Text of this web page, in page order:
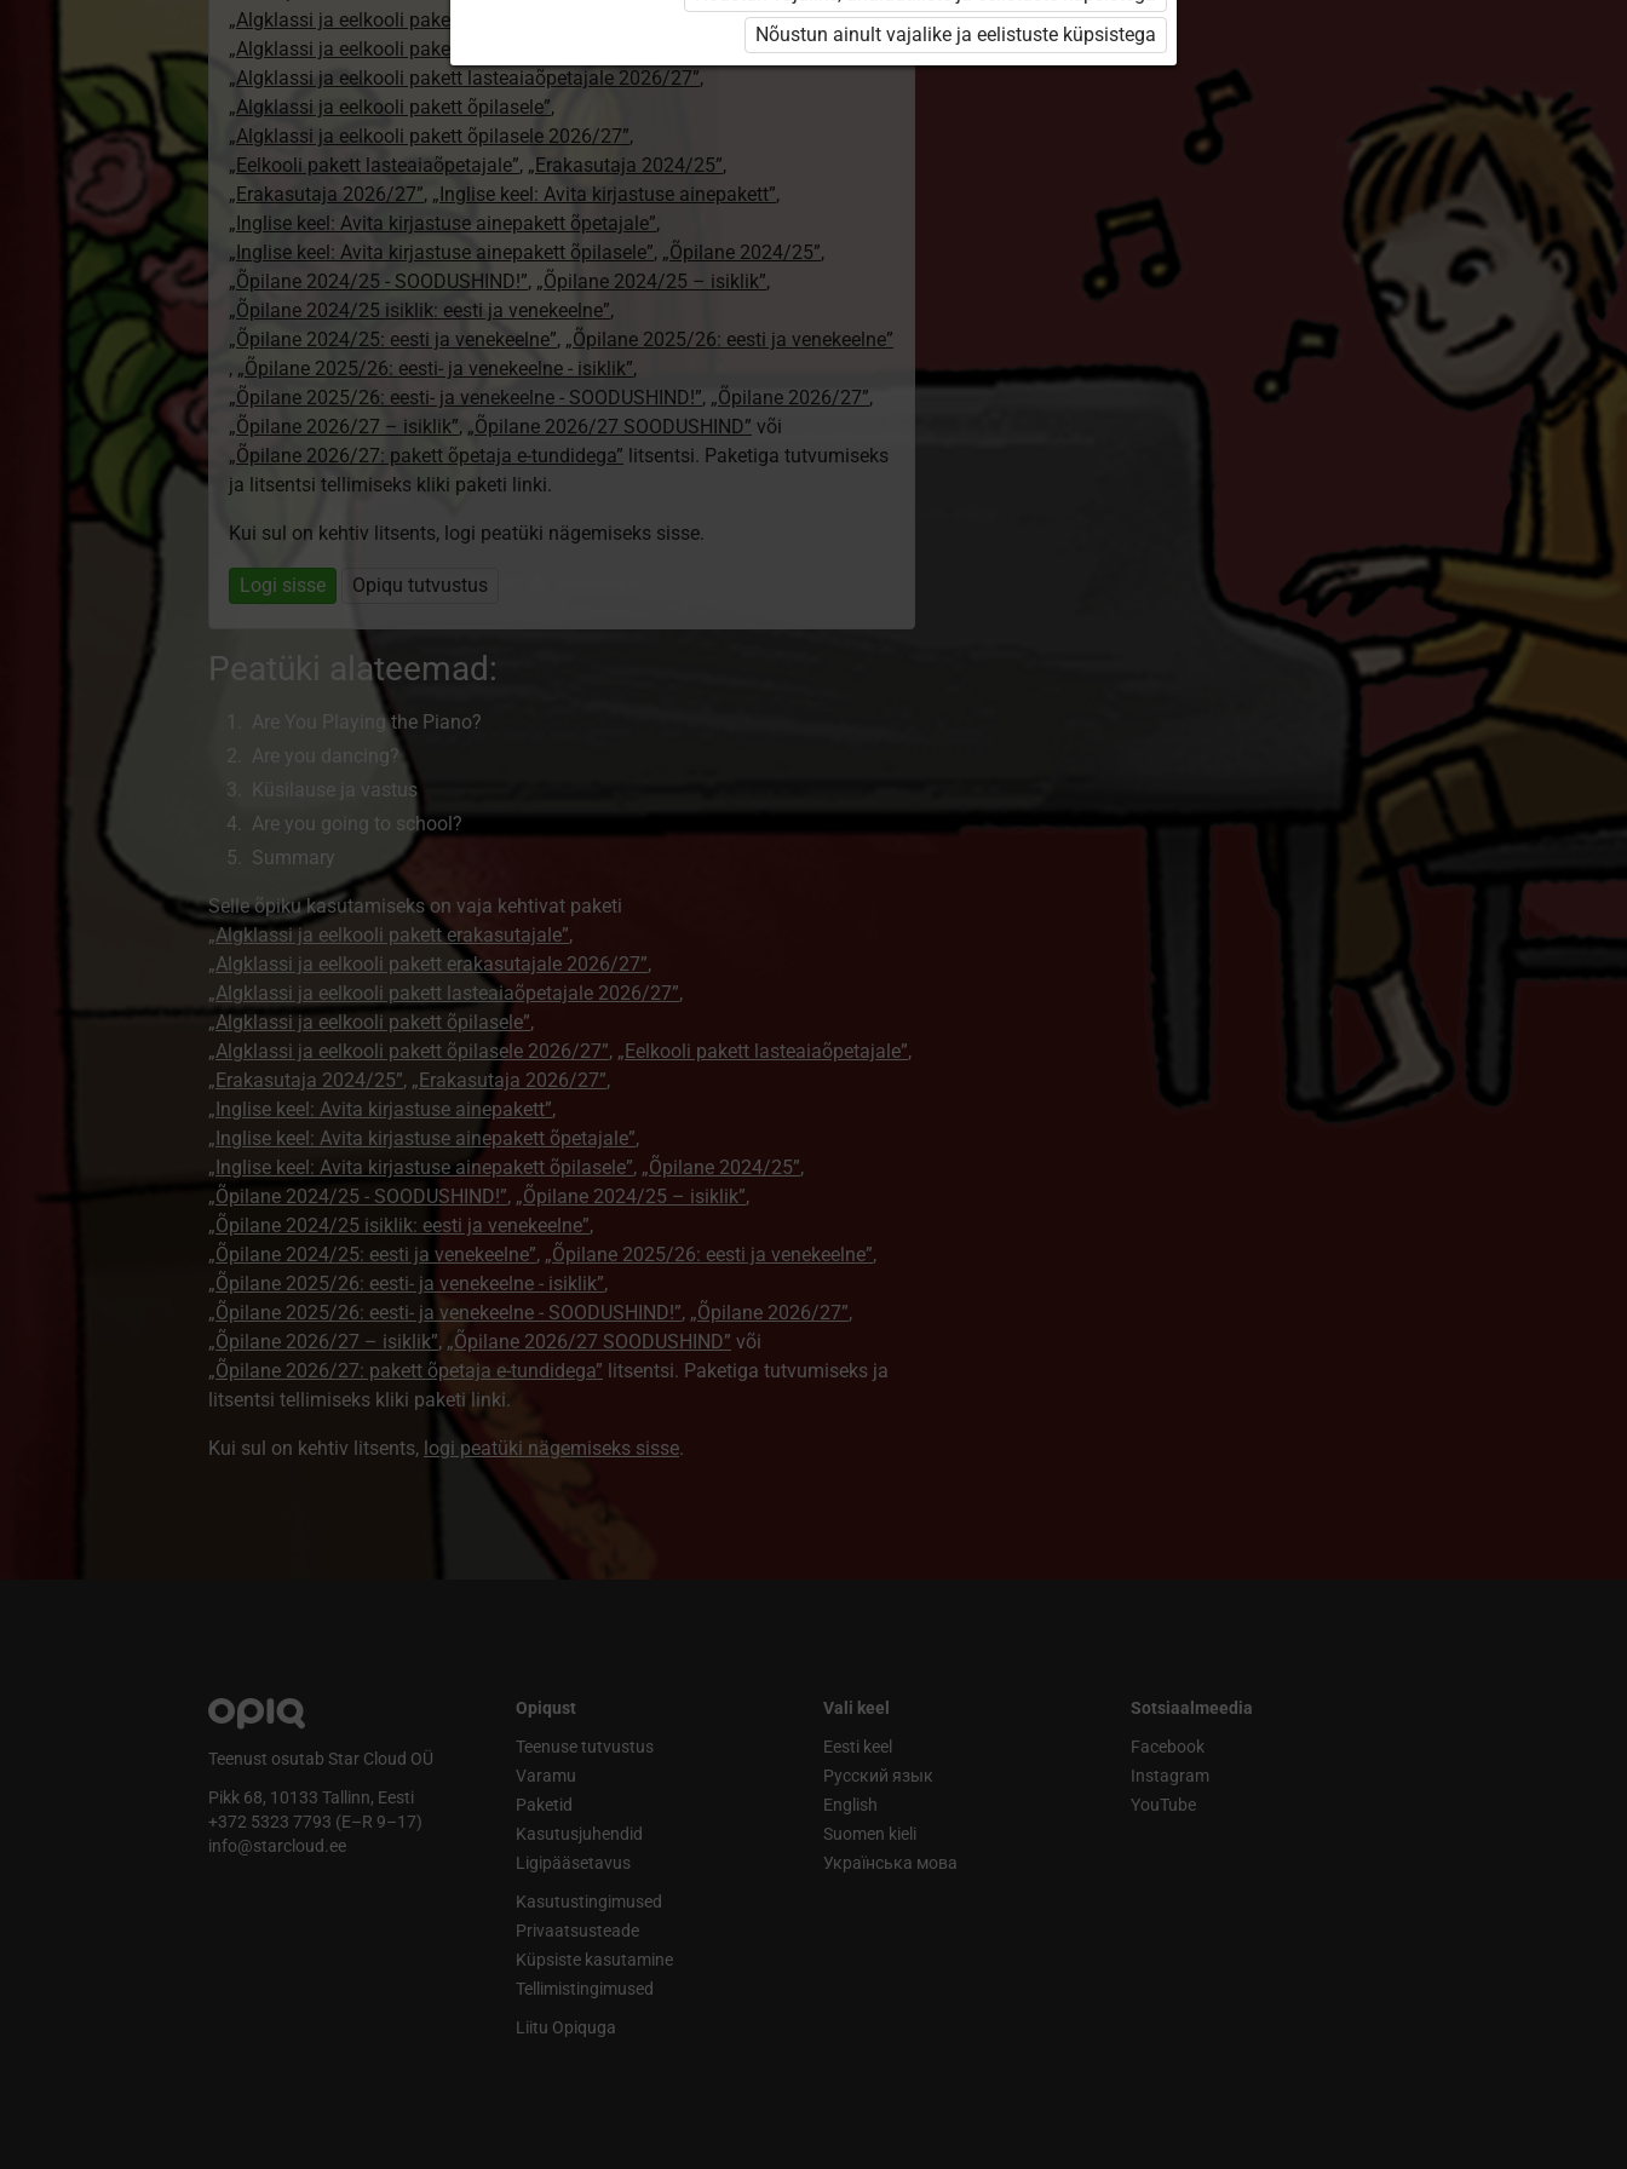
„Algklassi ja eelkooli pakett erakasutajale”
„Algklassi ja eelkooli pakett erakasutajale 2026/27”
„Algklassi ja eelkooli pakett lasteaiaõpetajale 2026/27”,
„Algklassi ja eelkooli pakett õpilasele”,
„Algklassi ja eelkooli pakett õpilasele 2026/27”,
„Eelkooli pakett lasteaiaõpetajale”, „Erakasutaja 2024/25”,
„Erakasutaja 2026/27”, „Inglise keel: Avita kirjastuse ainepakett”,
„Inglise keel: Avita kirjastuse ainepakett õpetajale”,
„Inglise keel: Avita kirjastuse ainepakett õpilasele”, „Õpilane 2024/25”,
„Õpilane 2024/25 - SOODUSHIND!”, „Õpilane 2024/25 – isiklik”,
„Õpilane 2024/25 isiklik: eesti ja venekeelne”,
„Õpilane 2024/25: eesti ja venekeelne”, „Õpilane 2025/26: eesti ja venekeelne”
, „Õpilane 2025/26: eesti- ja venekeelne - isiklik”,
„Õpilane 2025/26: eesti- ja venekeelne - SOODUSHIND!”, „Õpilane 2026/27”,
„Õpilane 2026/27 – isiklik”, „Õpilane 2026/27 SOODUSHIND” või
„Õpilane 2026/27: pakett õpetaja e-tundidega” litsentsi. Paketiga tutvumiseks
ja litsentsi tellimiseks kliki paketi linki.
Kui sul on kehtiv litsents, logi peatüki nägemiseks sisse.
Logi sisse Opiqu tutvustus
Peatüki alateemad:
Are You Playing the Piano?
Are you dancing?
Küsilause ja vastus
Are you going to school?
Summary
Selle õpiku kasutamiseks on vaja kehtivat paketi
„Algklassi ja eelkooli pakett erakasutajale”,
„Algklassi ja eelkooli pakett erakasutajale 2026/27”,
„Algklassi ja eelkooli pakett lasteaiaõpetajale 2026/27”,
„Algklassi ja eelkooli pakett õpilasele”,
„Algklassi ja eelkooli pakett õpilasele 2026/27”, „Eelkooli pakett lasteaiaõpetajale”,
„Erakasutaja 2024/25”, „Erakasutaja 2026/27”,
„Inglise keel: Avita kirjastuse ainepakett”,
„Inglise keel: Avita kirjastuse ainepakett õpetajale”,
„Inglise keel: Avita kirjastuse ainepakett õpilasele”, „Õpilane 2024/25”,
„Õpilane 2024/25 - SOODUSHIND!”, „Õpilane 2024/25 – isiklik”,
„Õpilane 2024/25 isiklik: eesti ja venekeelne”,
„Õpilane 2024/25: eesti ja venekeelne”, „Õpilane 2025/26: eesti ja venekeelne”,
„Õpilane 2025/26: eesti- ja venekeelne - isiklik”,
„Õpilane 2025/26: eesti- ja venekeelne - SOODUSHIND!”, „Õpilane 2026/27”,
„Õpilane 2026/27 – isiklik”, „Õpilane 2026/27 SOODUSHIND” või
„Õpilane 2026/27: pakett õpetaja e-tundidega” litsentsi. Paketiga tutvumiseks ja
litsentsi tellimiseks kliki paketi linki.
Kui sul on kehtiv litsents, logi peatüki nägemiseks sisse.
Teenust osutab Star Cloud OÜ
Pikk 68, 10133 Tallinn, Eesti
+372 5323 7793 (E–R 9–17)
info@starcloud.ee
Opiqust
Teenuse tutvustus
Varamu
Paketid
Kasutusjuhendid
Ligipääsetavus
Kasutustingimused
Privaatsusteade
Küpsiste kasutamine
Tellimistingimused
Liitu Opiquga
Vali keel
Eesti keel
Русский язык
English
Suomen kieli
Українська мова
Sotsiaalmeedia
Facebook
Instagram
YouTube
Nõustun ainult vajalike ja eelistuste küpsistega